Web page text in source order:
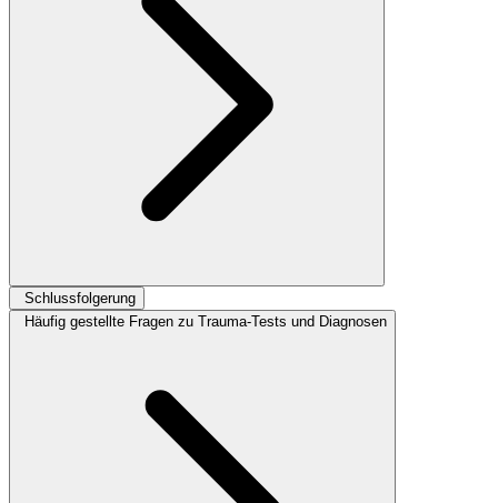
Schlussfolgerung
Häufig gestellte Fragen zu Trauma-Tests und Diagnosen